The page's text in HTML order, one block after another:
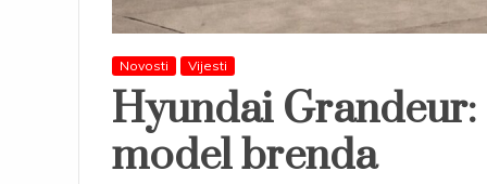
Novosti Vijesti
Hyundai
model brenda